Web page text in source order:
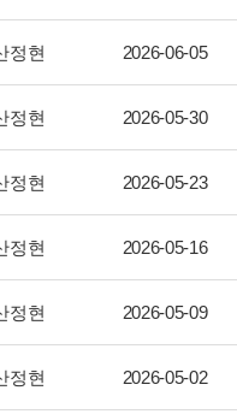
정현 2026-06-05
정현 2026-05-30
정현 2026-05-23
정현 2026-05-16
정현 2026-05-09
정현 2026-05-02